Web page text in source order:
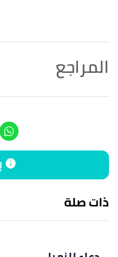
المراجع
صهيب، الصفحة أو الرقم:2690 ، صحيح.
↑رواه ابن حبان، في
↑رواه الحاكم، في
ذات صلة